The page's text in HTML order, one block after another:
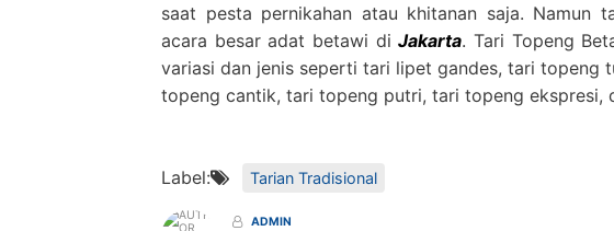
saat pesta pernikahan atau khitanan saja. Namun
acara besar adat betawi diJakarta. Tari Topeng
variasi dan jenis seperti tari lipet gandes, tari topeng
topeng cantik, tari topeng putri, tari topeng ekspresi,
Label: Tarian Tradisional
ADMIN